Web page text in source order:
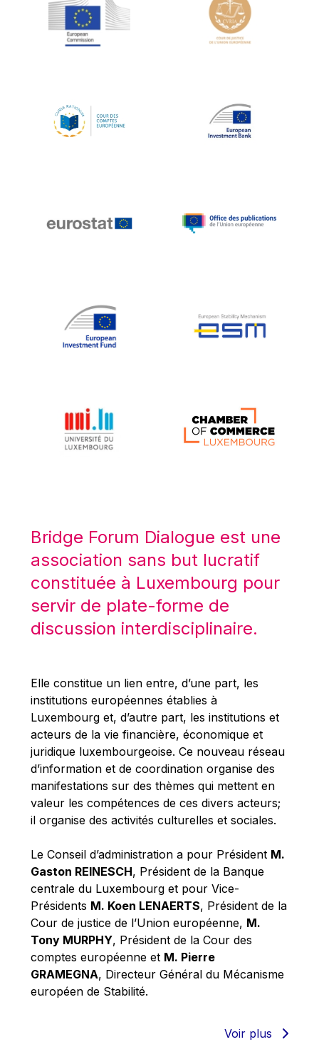
Jean-Louis Schiltz
Jean-Victor Louis
Johnny Åkerholm
Katharien L.C. Hunt
Klaus-Heiner Lehne
Koen LENAERTS
Lars Heikensten
Lucas Papademos
Máire Geoghegan-Quinn
Mario Centeno
Mario Monti
Maroš ŠEFČOVIČ
Martin Bailey
Martine Reicherts
Michael Sohlman
Michel Goedert
Mireille Delmas-Marty
Nobuo Tanaka
Otmar Issing
Paolo Mengozzi
Paschal Donohoe
Pat Cox
Patrizia Nanz
Philippe Maystadt
Pierre Gramegna
Richard Pelly
Robert Goebbels
Robert REYNDERS
Bridge Forum Dialogue est une
association sans but lucratif
constituée à Luxembourg pour
servir de plate-forme de
discussion interdisciplinaire.
Elle constitue un lien entre, d’une part, les
institutions européennes établies à
Luxembourg et, d’autre part, les institutions et
acteurs de la vie financière, économique et
juridique luxembourgeoise. Ce nouveau réseau
d’information et de coordination organise des
manifestations sur des thèmes qui mettent en
valeur les compétences de ces divers acteurs;
il organise des activités culturelles et sociales.
Le Conseil d’administration a pour Président M.
Gaston REINESCH, Président de la Banque
centrale du Luxembourg et pour Vice-
Présidents M. Koen LENAERTS, Président de la
Cour de justice de l’Union européenne, M.
Tony MURPHY, Président de la Cour des
comptes européenne et M. Pierre
GRAMEGNA, Directeur Général du Mécanisme
européen de Stabilité.
Voir plus